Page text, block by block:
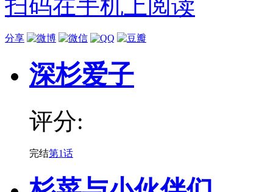
扫码在手机上阅读
分享
深杉爱子
评分:
完结第1话